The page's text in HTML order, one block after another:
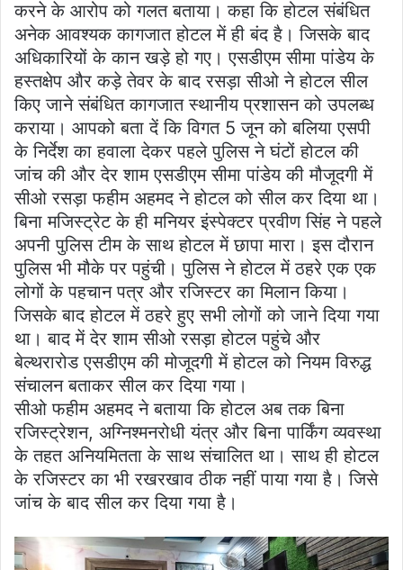
करने के आरोप को गलत बताया। कहा कि होटल संबंधित
अनेक आवश्यक कागजात होटल में ही बंद है। जिसके बाद
अधिकारियों के कान खड़े हो गए। एसडीएम सीमा पांडेय के
हस्तक्षेप और कड़े तेवर के बाद रसड़ा सीओ ने होटल सील
किए जाने संबंधित कागजात स्थानीय प्रशासन को उपलब्ध
कराया। आपको बता दें कि विगत 5 जून को बलिया एसपी
के निर्देश का हवाला देकर पहले पुलिस ने घंटों होटल की
जांच की और देर शाम एसडीएम सीमा पांडेय की मौजूदगी में
सीओ रसड़ा फहीम अहमद ने होटल को सील कर दिया था।
बिना मजिस्ट्रेट के ही मनियर इंस्पेक्टर प्रवीण सिंह ने पहले
अपनी पुलिस टीम के साथ होटल में छापा मारा। इस दौरान
पुलिस भी मौके पर पहुंची। पुलिस ने होटल में ठहरे एक एक
लोगों के पहचान पत्र और रजिस्टर का मिलान किया।
जिसके बाद होटल में ठहरे हुए सभी लोगों को जाने दिया गया
था। बाद में देर शाम सीओ रसड़ा होटल पहुंचे और
बेल्थरारोड एसडीएम की मोजूदगी में होटल को नियम विरुद्ध
संचालन बताकर सील कर दिया गया।
सीओ फहीम अहमद ने बताया कि होटल अब तक बिना
रजिस्ट्रेशन, अग्निश्मनरोधी यंत्र और बिना पार्किंग व्यवस्था
के तहत अनियमितता के साथ संचालित था। साथ ही होटल
के रजिस्टर का भी रखरखाव ठीक नहीं पाया गया है। जिसे
जांच के बाद सील कर दिया गया है।